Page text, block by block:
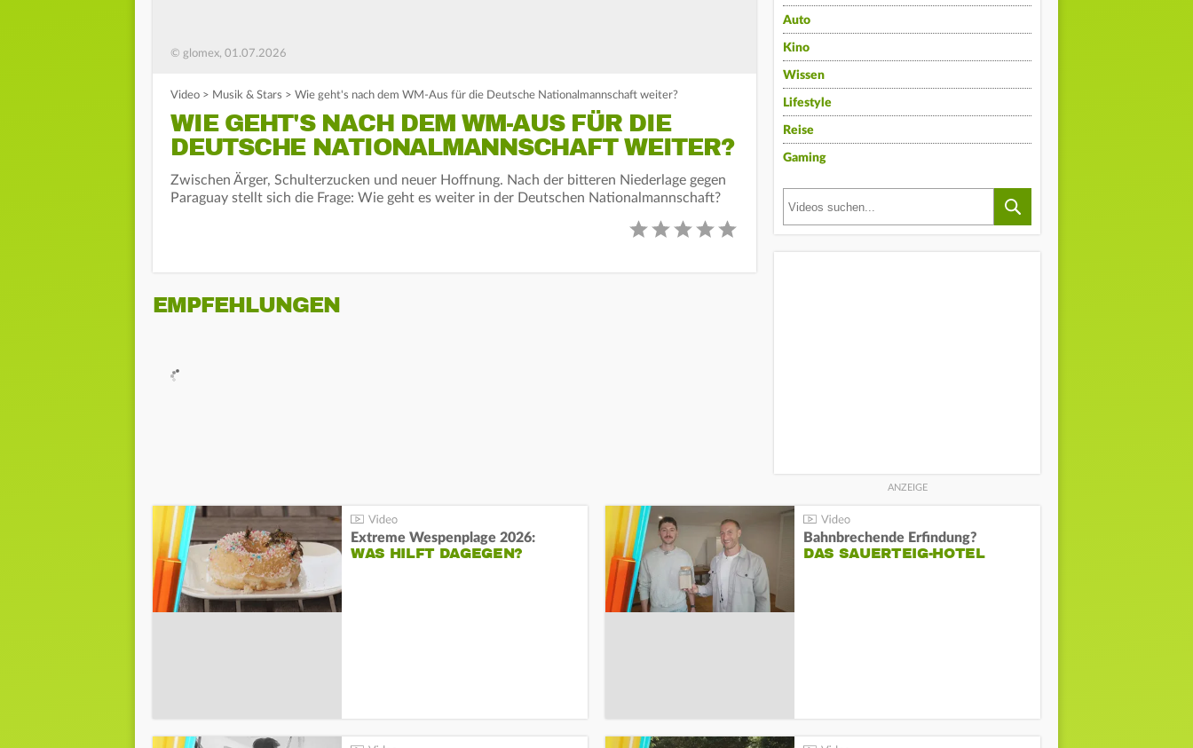
© glomex, 01.07.2026
Video > Musik & Stars > Wie geht's nach dem WM-Aus für die Deutsche Nationalmannschaft weiter?
WIE GEHT'S NACH DEM WM-AUS FÜR DIE
DEUTSCHE NATIONALMANNSCHAFT WEITER?
Zwischen Ärger, Schulterzucken und neuer Hoffnung. Nach der bitteren Niederlage gegen
Paraguay stellt sich die Frage: Wie geht es weiter in der Deutschen Nationalmannschaft?
EMPFEHLUNGEN
Auto
Kino
Wissen
Lifestyle
Reise
Gaming
Extreme Wespenplage 2026:
WAS HILFT DAGEGEN?
Bahnbrechende Erfindung?
DAS SAUERTEIG-HOTEL